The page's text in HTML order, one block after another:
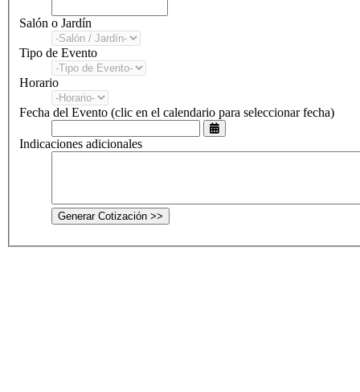
Salón o Jardín
Tipo de Evento
Horario
Fecha del Evento (clic en el calendario para seleccionar fecha)
Indicaciones adicionales
Generar Cotización >>